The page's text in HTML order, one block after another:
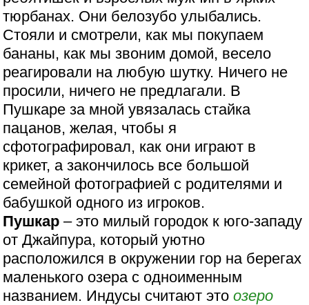
тюрбанах. Они белозубо улыбались.
Стояли и смотрели, как мы покупаем
бананы, как мы звоним домой, весело
реагировали на любую шутку. Ничего не
просили, ничего не предлагали. В
Пушкаре за мной увязалась стайка
пацанов, желая, чтобы я
сфотографировал, как они играют в
крикет, а закончилось все большой
семейной фотографией с родителями и
бабушкой одного из игроков.
Пушкар– это милый городок к юго-западу
от Джайпура, который уютно
расположился в окружении гор на берегах
маленького озера с одноименным
названием. Индусы считают этоозеро